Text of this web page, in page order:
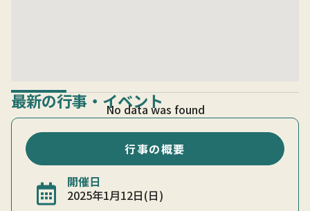
最新の行事・イベント
No data was found
行事の概要
開催日
2025年1月12日(日)